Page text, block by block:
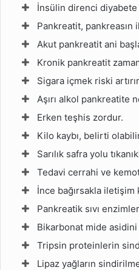
İnsülin direnci diyabete
Pankreatit, pankreasın
Akut pankreatit ani
Kronik pankreatit
Sigara içmek riski
Aşırı alkol pankreatite
Erken teşhis zordur.
Kilo kaybı, belirti
Sarılık safra yolu
Tedavi cerrahi ve
İnce bağırsakla iletişim
Pankreatik sıvı
Bikarbonat mide
Tripsin proteinlerin
Lipaz yağların